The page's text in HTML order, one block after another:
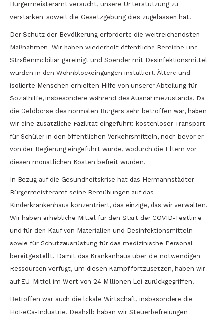
Bürgermeisteramt versucht, unsere Unterstützung zu
verstärken, soweit die Gesetzgebung dies zugelassen hat.
Der Schutz der Bevölkerung erforderte die weitreichendsten
Maßnahmen. Wir haben wiederholt öffentliche Bereiche und
Straßenmobiliar gereinigt und Spender mit Desinfektionsmittel
wurden in den Wohnblockeingängen installiert. Ältere und
isolierte Menschen erhielten Hilfe von unserer Abteilung für
Sozialhilfe, insbesondere während des Ausnahmezustands. Da
die Geldbörse des normalen Bürgers sehr betroffen war, haben
wir eine zusätzliche Fazilität eingeführt: kostenloser Transport
für Schüler in den öffentlichen Verkehrsmitteln, noch bevor er
von der Regierung eingeführt wurde, wodurch die Eltern von
diesen monatlichen Kosten befreit wurden.
In Bezug auf die Gesundheitskrise hat das Hermannstädter
Bürgermeisteramt seine Bemühungen auf das
Kinderkrankenhaus konzentriert, das einzige, das wir verwalten.
Wir haben erhebliche Mittel für den Start der COVID-Testlinie
und für den Kauf von Materialien und Desinfektionsmitteln
sowie für Schutzausrüstung für das medizinische Personal
bereitgestellt. Damit das Krankenhaus über die notwendigen
Ressourcen verfügt, um diesen Kampf fortzusetzen, haben wir
auf EU-Mittel im Wert von 24 Millionen Lei zurückgegriffen.
Betroffen war auch die lokale Wirtschaft, insbesondere die
HoReCa-Industrie. Deshalb haben wir Steuerbefreiungen